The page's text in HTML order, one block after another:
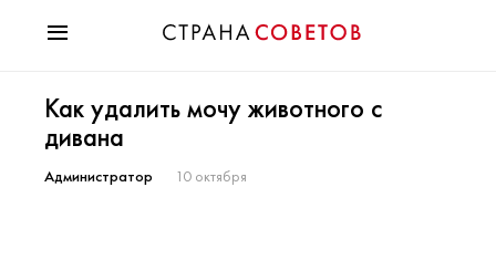
Мода
Звезды
Гороскопы
Как удалить мочу животного с
дивана
Администратор 10 октября